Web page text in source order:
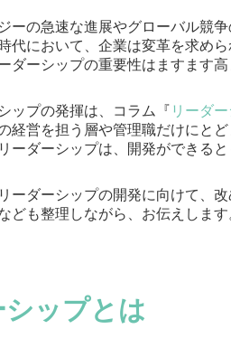
ーの急速な進展やグローバル競
代において、企業は変革を求め
ダーシップの重要性はますます高
ップの発揮は、コラム『 リーダ
経営を担う層や管理職だけにと
ーダーシップは、開発ができると
ーダーシップの開発に向けて、
ども整理しながら、お伝えします
シップとは